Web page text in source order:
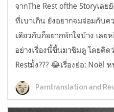
จากThe Rest ofthe Storyเล
ที่เบาเกิน ยังอยากจมจ่อมกับ
เดียวกันก็อยากพักใจบ้าง เล
อย่างเรื่องนี้ขึ้นมาชิมดู โดยคิ
Restมั้ง??? 😂เรื่องย่อ: Noël ห
Parntranslation and